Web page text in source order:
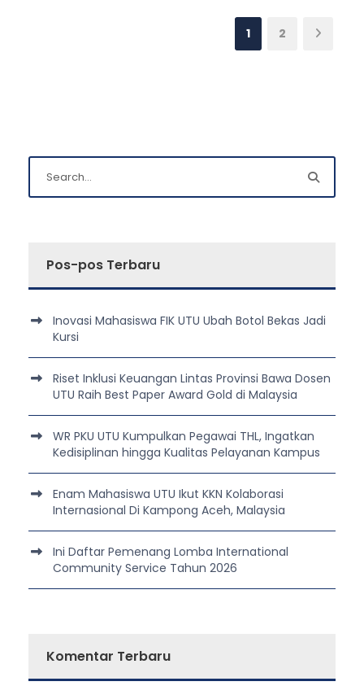
1 2
Pos-pos Terbaru
Inovasi Mahasiswa FIK UTU Ubah Botol Bekas Jadi
Kursi
Riset Inklusi Keuangan Lintas Provinsi Bawa Dosen
UTU Raih Best Paper Award Gold di Malaysia
WR PKU UTU Kumpulkan Pegawai THL, Ingatkan
Kedisiplinan hingga Kualitas Pelayanan Kampus
Enam Mahasiswa UTU Ikut KKN Kolaborasi
Internasional Di Kampong Aceh, Malaysia
Ini Daftar Pemenang Lomba International
Community Service Tahun 2026
Komentar Terbaru